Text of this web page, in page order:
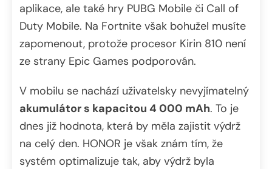
aplikace, ale také hry PUBG Mobile či Call of
Duty Mobile. Na Fortnite však bohužel musíte
zapomenout, protože procesor Kirin 810 není
ze strany Epic Games podporován.
V mobilu se nachází uživatelsky nevyjímatelný
akumulátor s kapacitou 4 000 mAh. To je
dnes již hodnota, která by měla zajistit výdrž
na celý den. HONOR je však znám tím, že
systém optimalizuje tak, aby výdrž byla